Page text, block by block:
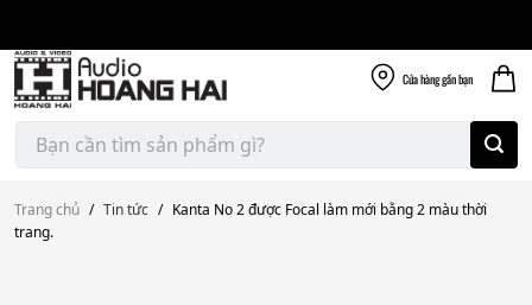
content
Cửa hànggần bạn
Tìm
kiếm:
Trang chủ / Tin tức / Kanta No 2 được Focal làm mới bằng 2 màu thời
trang.